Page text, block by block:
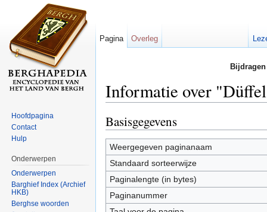
Informatie over
Basisgegevens
Weergegeven paginanaam
Standaard sorteerwijze
Paginalengte (in bytes)
Paginanummer
Pagina Overleg
Hoofdpagina
Contact
Hulp
Onderwerpen
Onderwerpen
Barghief Index (Archief
HKB)
Berghse woorden